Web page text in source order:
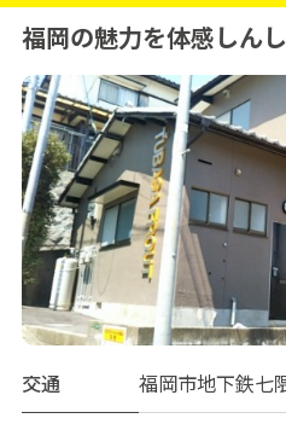
福岡の魅力を体感しんし
交通
福岡市地下鉄七